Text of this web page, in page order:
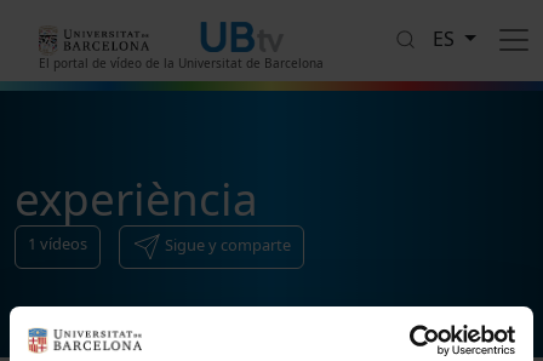
El portal de vídeo de la Universitat de Barcelona
ES
experiència
1 vídeos Sigue y comparte